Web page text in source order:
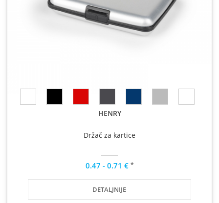
HENRY
Držač za kartice
0.47 - 0.71 € *
DETALJNIJE